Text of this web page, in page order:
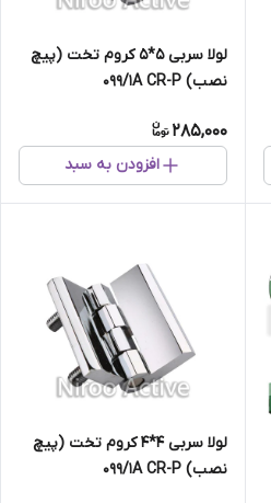
لولا سربی ۵*۵ کروم تخت (پیچ
نصب) ۰۹۹/۱A CR-P
285,000
افزودن به سبد
لولا سربی ۴*۴ کروم تخت (پیچ
نصب) ۰۹۹/۱A CR-P